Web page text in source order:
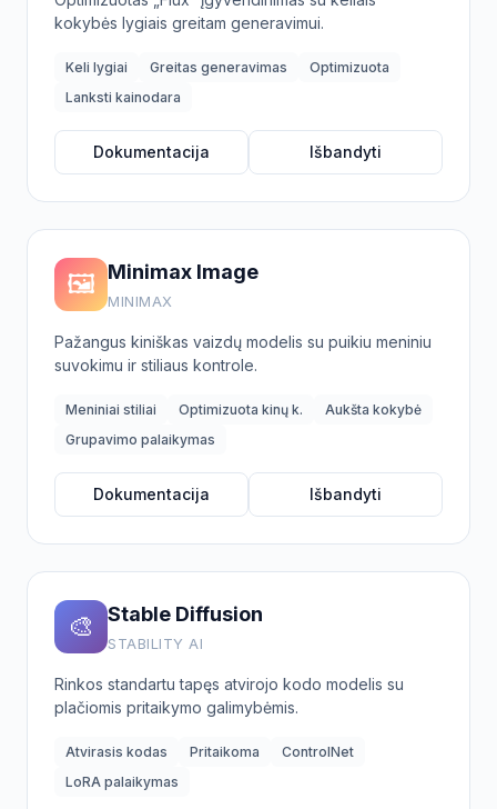
kokybės lygiais greitam generavimui.
Keli lygiai Greitas generavimas
Optimizuota
Lanksti kainodara
Dokumentacija Išbandyti
🖼️ Minimax Image
MINIMAX
Pažangus kiniškas vaizdų modelis su puikiu meniniu
suvokimu ir stiliaus kontrole.
Meniniai stiliai Optimizuota kinų k.
Aukšta kokybė
Grupavimo palaikymas
Dokumentacija Išbandyti
🎨 Stable Diffusion
STABILITY AI
Rinkos standartu tapęs atvirojo kodo modelis su
plačiomis pritaikymo galimybėmis.
Atvirasis kodas Pritaikoma
ControlNet
LoRA palaikymas